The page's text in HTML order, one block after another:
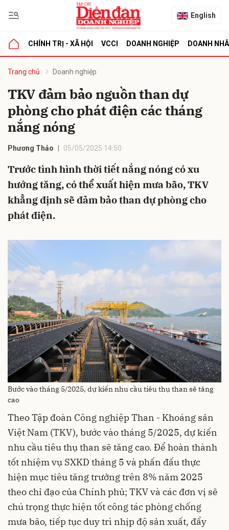
English
CHÍNH TRỊ - XÃ HỘI VCCI DOANH NGHIỆP DOANH
Trang chủ Doanh nghiệp
TKV đảm bảo nguồn than dự
phòng cho phát điện các tháng
nắng nóng
Phương Thảo 05/05/2025 14:50
Trước tình hình thời tiết nắng nóng có xu
hướng tăng, có thể xuất hiện mưa bão, TKV
khẳng định sẽ đảm bảo than dự phòng cho
phát điện.
Bước vào tháng 5/2025, dự kiến nhu cầu tiêu thụ than sẽ tăng
cao
Theo Tập đoàn Công nghiệp Than - Khoáng sản
Việt Nam (TKV), bước vào tháng 5/2025, dự kiến
nhu cầu tiêu thụ than sẽ tăng cao. Để hoàn thành
tốt nhiệm vụ SXKD tháng 5 và phấn đấu thực
hiện mục tiêu tăng trưởng trên 8% năm 2025
theo chỉ đạo của Chính phủ; TKV và các đơn vị sẽ
chú trọng thực hiện tốt công tác phòng chống
mưa bão, tiếp tục duy trì nhịp độ sản xuất, đẩy
luận
Hủy